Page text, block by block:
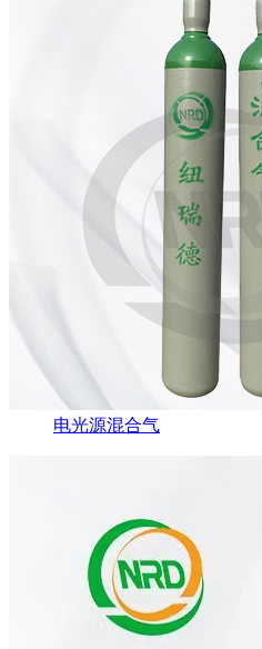
电光源混合气